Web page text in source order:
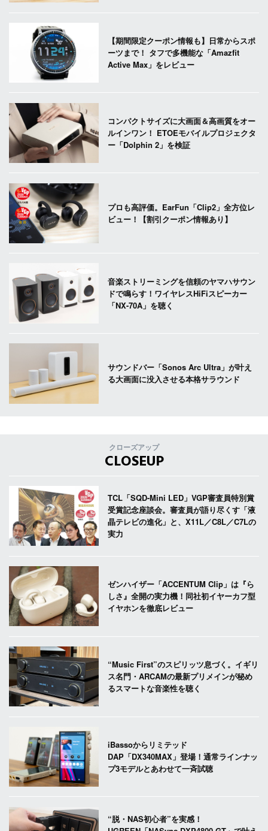
【期間限定クーポン情報も】日常からスポ
ーツまで！ タフで多機能な「Amazfit
Active Max」をレビュー
コンパクトサイズに大画面＆高画質をオー
ルインワン！ ETOEモバイルプロジェクタ
ー「Dolphin 2」を検証
プロも高評価。EarFun「Clip2」全方位レ
ビュー！【割引クーポン情報あり】
音楽ストリーミングを信頼のヤマハサウン
ドで鳴らす！ワイヤレスHiFiスピーカー
「NX-70A」を聴く
サウンドバー「Sonos Arc Ultra」が叶え
る大画面に没入させる本格サラウンド
クローズアップ
CLOSEUP
TCL「SQD-Mini LED」VGP審査員特別賞
受賞記念座談会。審査員が語り尽くす「液
晶テレビの進化」と、X11L／C8L／C7Lの
実力
ゼンハイザー「ACCENTUM Clip」は『ら
しさ』全開の実力機！同社初イヤーカフ型
イヤホンを徹底レビュー
“Music First”のスピリッツ息づく。イギリ
ス名門・ARCAMの最新プリメインが秘め
るスマートな音楽性を聴く
iBassoからリミテッド
DAP「DX340MAX」登場！通常ラインナッ
プ3モデルとあわせて一斉試聴
“脱・NAS初心者”を実感！